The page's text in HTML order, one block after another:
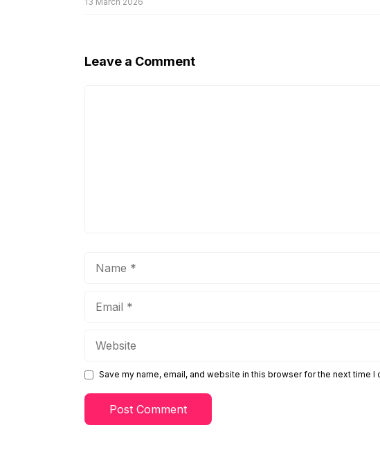
Leave a Comment
Save my name, email, and website in this browser for the next time I